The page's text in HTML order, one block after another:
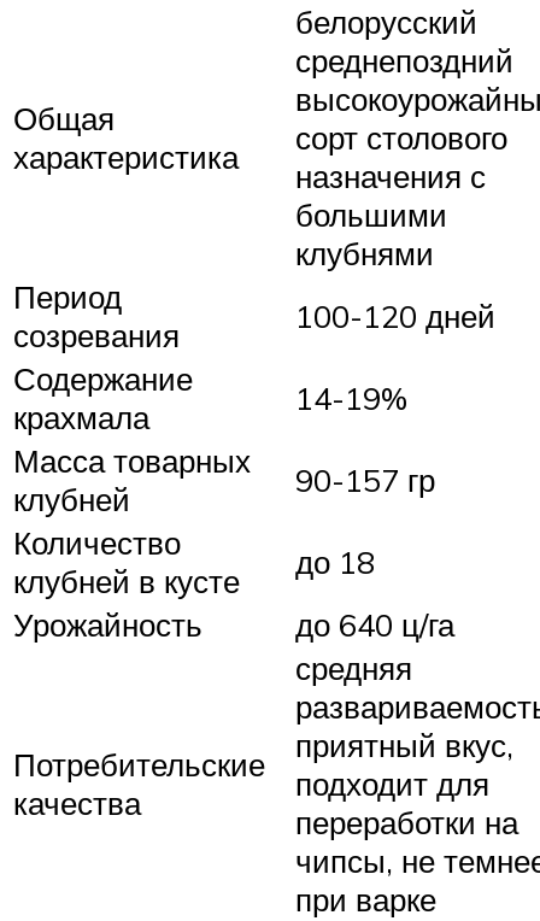
Общая
характеристика
белорусский
среднепоздний
сорт столового
назначения с
большими
клубнями
Период
созревания
100-120 дней
Содержание
крахмала
14-19%
Масса товарных
клубней
90-157 гр
Количество
клубней в кусте
до 18
Урожайность
до 640 ц/га
Потребительские
качества
средняя
приятный вкус,
подходит для
переработки на
чипсы, не
при варке